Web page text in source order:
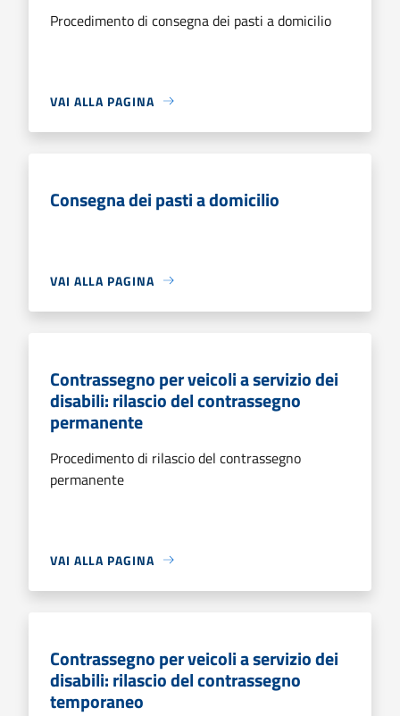
Procedimento di consegna dei pasti a domicilio
VAI ALLA PAGINA
Consegna dei pasti a domicilio
VAI ALLA PAGINA
Contrassegno per veicoli a servizio dei
disabili: rilascio del contrassegno
permanente
Procedimento di rilascio del contrassegno
permanente
VAI ALLA PAGINA
Contrassegno per veicoli a servizio dei
disabili: rilascio del contrassegno
temporaneo